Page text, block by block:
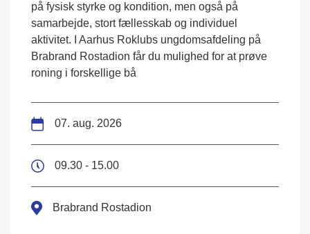
på fysisk styrke og kondition, men også på
samarbejde, stort fællesskab og individuel
aktivitet. I Aarhus Roklubs ungdomsafdeling på
Brabrand Rostadion får du mulighed for at prøve
roning i forskellige bå
07. aug. 2026
09.30 - 15.00
Brabrand Rostadion